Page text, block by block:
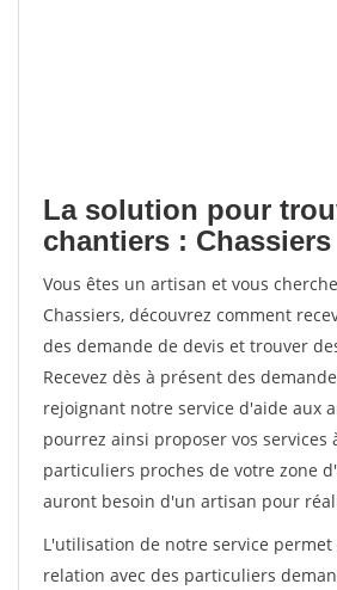
La solution pour
chantiers : Chassiers
Vous êtes un artisan et vous
Chassiers, découvrez comment
des demande de devis et trouver
Recevez dès à présent des
rejoignant notre service d'aide aux
pourrez ainsi proposer vos services
particuliers proches de votre zone
auront besoin d'un artisan pour
L'utilisation de notre service
relation avec des particuliers